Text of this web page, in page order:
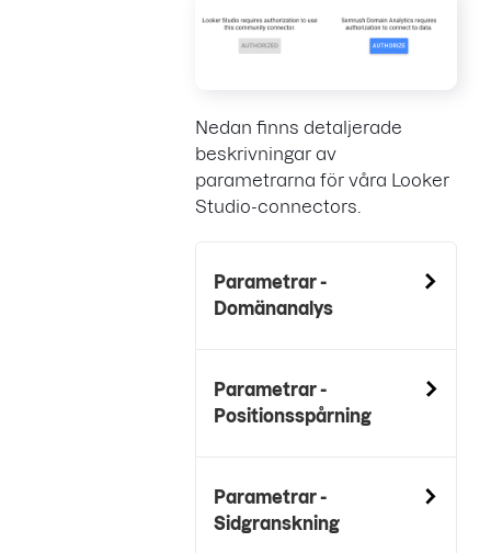
Nedan finns detaljerade
beskrivningar av
parametrarna för våra Looker
Studio-connectors.
Parametrar -
Domänanalys
Parametrar -
Positionsspårning
Parametrar -
Sidgranskning